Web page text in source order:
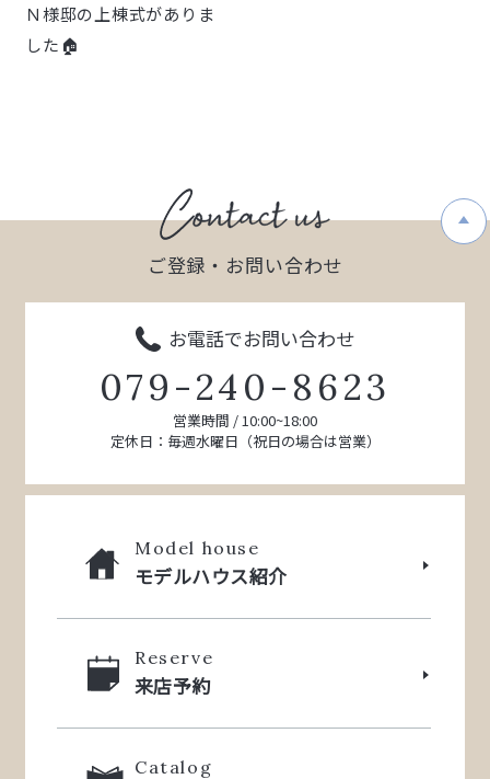
Ｎ様邸の上棟式がありま
した🏠
ご登録・お問い合わせ
お電話でお問い合わせ
079-240-8623
営業時間 / 10:00~18:00
定休日：毎週水曜日（祝日の場合は営業）
Model house
モデルハウス紹介
Reserve
来店予約
Catalog